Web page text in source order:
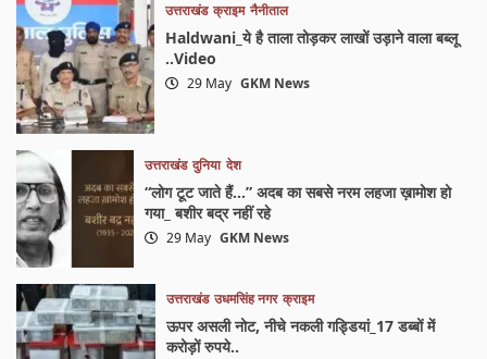
उत्तराखंड क्राइम नैनीताल
Haldwani_ये है ताला तोड़कर लाखों उड़ाने वाला बब्लू
..Video
29 May GKM News
उत्तराखंड दुनिया देश
“लोग टूट जाते हैं…” अदब का सबसे नरम लहजा ख़ामोश हो
गया_ बशीर बद्र नहीं रहे
29 May GKM News
उत्तराखंड उधमसिंह नगर क्राइम
ऊपर असली नोट, नीचे नकली गड्डियां_17 डब्बों में
करोड़ों रुपये..